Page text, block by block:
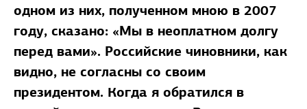
одном из них, полученном мною в 2007
году, сказано: «Мы в неоплатном долгу
перед вами». Российские чиновники, как
видно, не согласны со своим
президентом. Когда я обратился в